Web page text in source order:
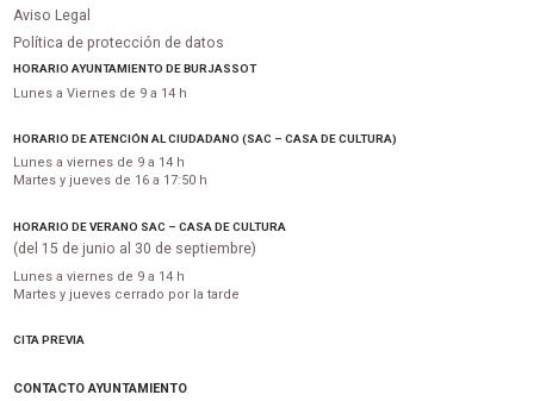
Aviso Legal
Política de protección de datos
HORARIO AYUNTAMIENTO DE BURJASSOT
Lunes a Viernes de 9 a 14 h
HORARIO DE ATENCIÓN AL CIUDADANO (SAC – CASA DE CULTURA)
Lunes a viernes de 9 a 14 h
Martes y jueves de 16 a 17:50 h
HORARIO DE VERANO SAC – CASA DE CULTURA
(del 15 de junio al 30 de septiembre)
Lunes a viernes de 9 a 14 h
Martes y jueves cerrado por la tarde
CITA PREVIA
CONTACTO AYUNTAMIENTO